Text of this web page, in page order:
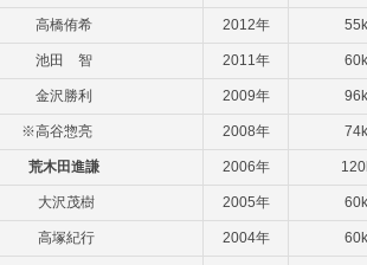
高橋侑希 2012年
池田 智 2011年
金沢勝利 2009年
※高谷惣亮 2008年
荒木田進謙 2006年
大沢茂樹 2005年
高塚紀行 2004年